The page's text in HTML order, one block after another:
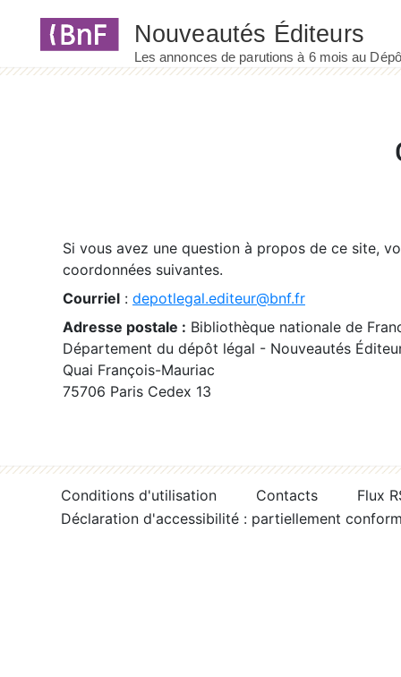
Si vous avez une question à propos de ce site,
coordonnées suivantes.
Courriel : depotlegal.editeur@bnf.fr
Adresse postale : Bibliothèque nationale de
Département du dépôt légal - Nouveautés
Quai François-Mauriac
75706 Paris Cedex 13
Conditions d'utilisation Contacts
Flux
Déclaration d'accessibilité : partiellement